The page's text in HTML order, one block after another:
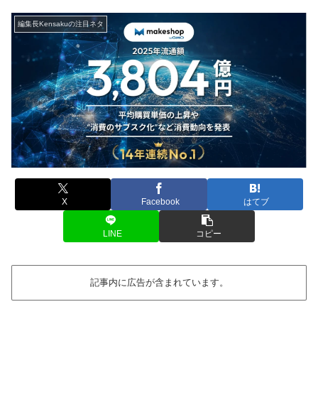
編集長Kensakuの注目ネタ
X Facebook はてブ
LINE コピー
記事内に広告が含まれています。